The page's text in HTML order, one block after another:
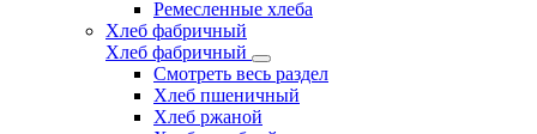
Ремесленные хлеба
Хлеб фабричный
Хлеб фабричный
Смотреть весь раздел
Хлеб пшеничный
Хлеб ржаной